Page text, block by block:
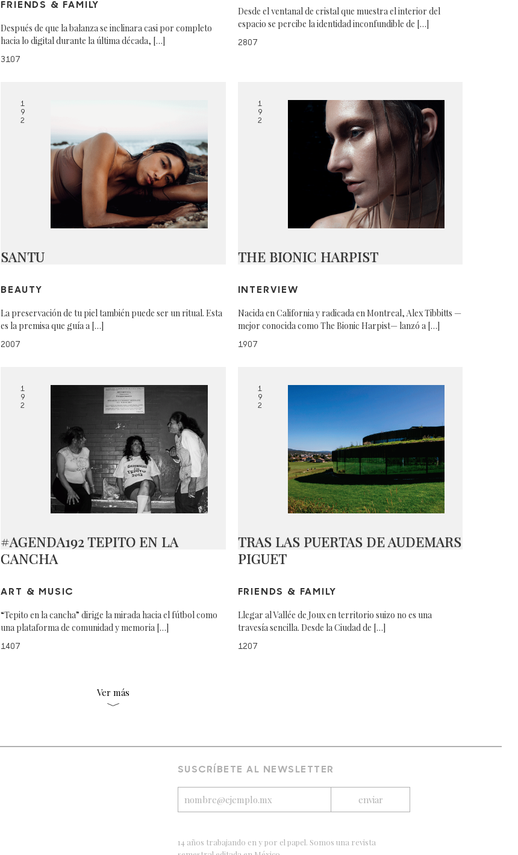
FRIENDS & FAMILY
Después de que la balanza se inclinara casi por completo
hacia lo digital durante la última década, […]
3107
Desde el ventanal de cristal que muestra el interior del
espacio se percibe la identidad inconfundible de […]
2807
1
9
2
SANTU
BEAUTY
La preservación de tu piel también puede ser un ritual. Esta
es la premisa que guía a […]
2007
1
9
2
THE BIONIC HARPIST
INTERVIEW
Nacida en California y radicada en Montreal, Alex Tibbitts —
mejor conocida como The Bionic Harpist— lanzó a […]
1907
1
9
2
#AGENDA192 TEPITO EN LA
CANCHA
ART & MUSIC
“Tepito en la cancha” dirige la mirada hacia el fútbol como
una plataforma de comunidad y memoria […]
1407
1
9
2
TRAS LAS PUERTAS DE AUDEMARS
PIGUET
FRIENDS & FAMILY
Llegar al Vallée de Joux en territorio suizo no es una
travesía sencilla. Desde la Ciudad de […]
1207
Ver más
SUSCRÍBETE AL NEWSLETTER
14 años trabajando en y por el papel. Somos una revista